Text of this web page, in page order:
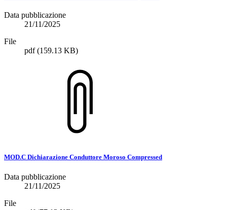
Data pubblicazione
21/11/2025
File
pdf(159.13 KB)
MOD.C Dichiarazione Conduttore Moroso Compressed
Data pubblicazione
21/11/2025
File